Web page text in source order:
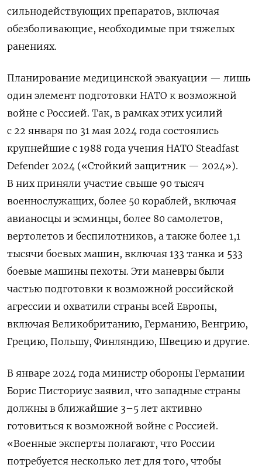
сильнодействующих препаратов, включая
обезболивающие, необходимые при тяжелых
ранениях.
Планирование медицинской эвакуации — лишь
один элемент подготовки НАТО к возможной
войне с Россией. Так, в рамках этих усилий
с 22 января по 31 мая 2024 года состоялись
крупнейшие с 1988 года учения НАТО Steadfast
Defender 2024 («Стойкий защитник — 2024»).
В них приняли участие свыше 90 тысяч
военнослужащих, более 50 кораблей, включая
авианосцы и эсминцы, более 80 самолетов,
вертолетов и беспилотников, а также более 1,1
тысячи боевых машин, включая 133 танка и 533
боевые машины пехоты. Эти маневры были
частью подготовки к возможной российской
агрессии и охватили страны всей Европы,
включая Великобританию, Германию, Венгрию,
Грецию, Польшу, Финляндию, Швецию и другие.
В январе 2024 года министр обороны Германии
Борис Писториус заявил, что западные страны
должны в ближайшие 3–5 лет активно
готовиться к возможной войне с Россией.
«Военные эксперты полагают, что России
потребуется несколько лет для того, чтобы